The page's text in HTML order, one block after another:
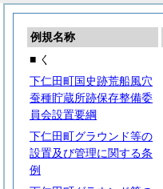
例規名称
■ く
下仁田町国史跡荒船風穴
蚕種貯蔵所跡保存整備委
員会設置要綱
下仁田町グラウンド等の
設置及び管理に関する条
例